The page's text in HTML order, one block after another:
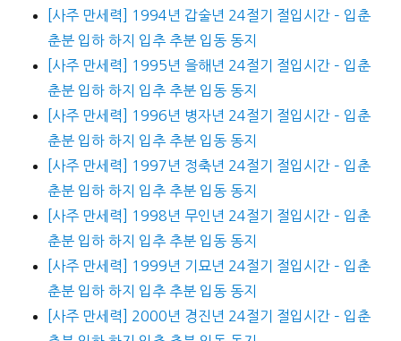
[사주 만세력] 1994년 갑술년 24절기 절입시간 – 입춘
춘분 입하 하지 입추 추분 입동 동지
[사주 만세력] 1995년 을해년 24절기 절입시간 – 입춘
춘분 입하 하지 입추 추분 입동 동지
[사주 만세력] 1996년 병자년 24절기 절입시간 – 입춘
춘분 입하 하지 입추 추분 입동 동지
[사주 만세력] 1997년 정축년 24절기 절입시간 – 입춘
춘분 입하 하지 입추 추분 입동 동지
[사주 만세력] 1998년 무인년 24절기 절입시간 – 입춘
춘분 입하 하지 입추 추분 입동 동지
[사주 만세력] 1999년 기묘년 24절기 절입시간 – 입춘
춘분 입하 하지 입추 추분 입동 동지
[사주 만세력] 2000년 경진년 24절기 절입시간 – 입춘